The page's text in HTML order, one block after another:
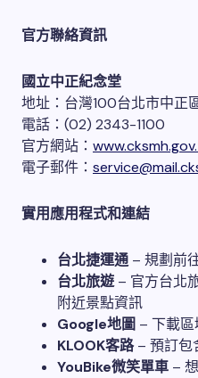
享。
官方聯絡資訊
國立中正紀念堂
地址：台灣100台北市中正
電話：(02) 2343-1100
官方網站：
電子郵件：
實用應用程式和連結
台北捷運通 – 規劃前
台北旅遊– 官方台北
附近景點資訊
Google地圖 – 下載
KLOOK客路– 預訂包
YouBike微笑單車 –